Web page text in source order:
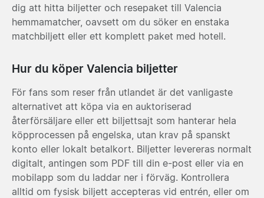
dig att hitta biljetter och resepaket till Valencia
hemmamatcher, oavsett om du söker en enstaka
matchbiljett eller ett komplett paket med hotell.
Hur du köper Valencia biljetter
För fans som reser från utlandet är det vanligaste
alternativet att köpa via en auktoriserad
återförsäljare eller ett biljettsajt som hanterar hela
köpprocessen på engelska, utan krav på spanskt
konto eller lokalt betalkort. Biljetter levereras normalt
digitalt, antingen som PDF till din e-post eller via en
mobilapp som du laddar ner i förväg. Kontrollera
alltid om fysisk biljett accepteras vid entrén, eller om